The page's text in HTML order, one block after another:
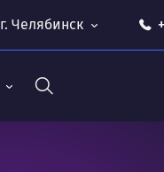
г. Челябинск